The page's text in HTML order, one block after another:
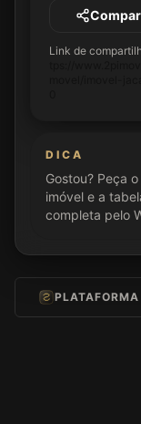
Link de
DICA
Gostou? Peça
imóvel e a
completa pelo